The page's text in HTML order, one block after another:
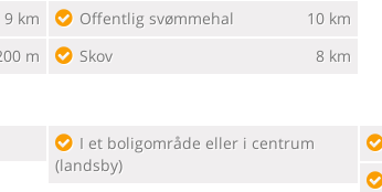
9 km
m
Offentlig svømmehal
10 km
Skov
8 km
(landsby)